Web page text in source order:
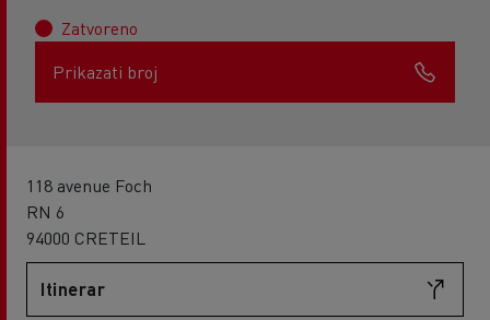
Zatvoreno
Prikazati broj
118 avenue Foch
RN 6
94000 CRETEIL
Itinerar